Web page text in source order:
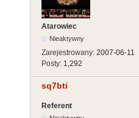
Atarowiec
Nieaktywny
Zarejestrowany: 2007-06-11
Posty: 1,292
sq7bti
Referent